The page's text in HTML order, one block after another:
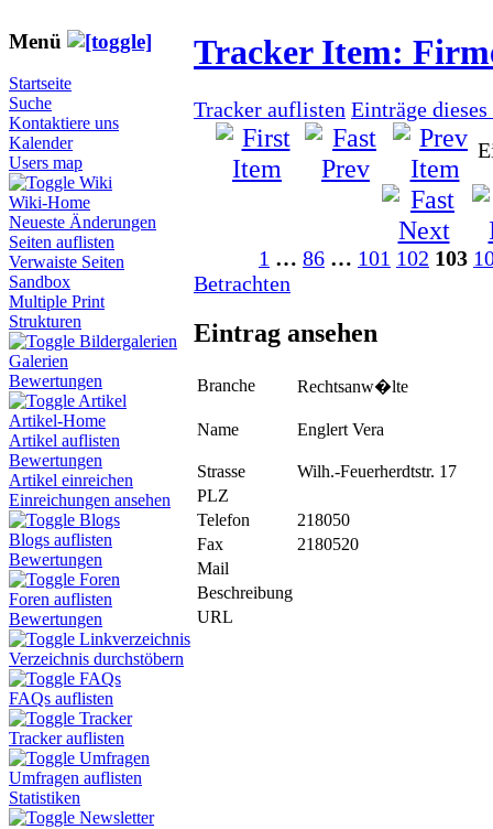
Menü
Startseite
Suche
Kontaktiere uns
Kalender
Users map
Wiki
Wiki-Home
Neueste Änderungen
Seiten auflisten
Verwaiste Seiten
Sandbox
Multiple Print
Strukturen
Bildergalerien
Galerien
Bewertungen
Artikel
Artikel-Home
Artikel auflisten
Bewertungen
Artikel einreichen
Einreichungen ansehen
Blogs
Blogs auflisten
Bewertungen
Foren
Foren auflisten
Bewertungen
Linkverzeichnis
Verzeichnis durchstöbern
FAQs
FAQs auflisten
Tracker
Tracker auflisten
Umfragen
Umfragen auflisten
Statistiken
Newsletter
Tracker Item:
Tracker auflisten Einträge dieses
1 … 86 … 101 102 103
Betrachten
Eintrag ansehen
Branche Rechtsanw�lte
Name Englert Vera
Strasse
Wilh.-Feuerherdtstr. 17
PLZ
Telefon
218050
Fax
2180520
Mail
Beschreibung
URL